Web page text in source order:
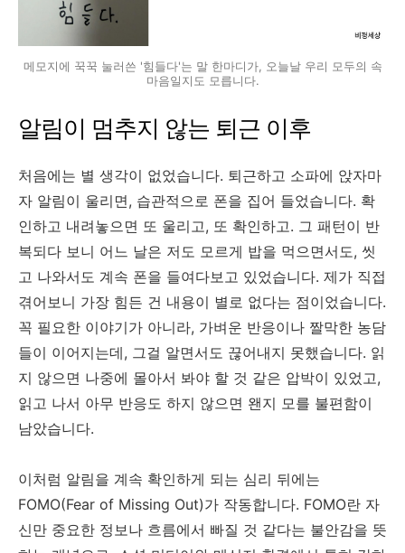
메모지에 꾹꾹 눌러쓴 '힘들다'는 말 한마디가, 오늘날 우리 모두의 속
마음일지도 모릅니다.
알림이 멈추지 않는 퇴근 이후
처음에는 별 생각이 없었습니다. 퇴근하고 소파에 앉자마
자 알림이 울리면, 습관적으로 폰을 집어 들었습니다. 확
인하고 내려놓으면 또 울리고, 또 확인하고. 그 패턴이 반
복되다 보니 어느 날은 저도 모르게 밥을 먹으면서도, 씻
고 나와서도 계속 폰을 들여다보고 있었습니다. 제가 직접
겪어보니 가장 힘든 건 내용이 별로 없다는 점이었습니다.
꼭 필요한 이야기가 아니라, 가벼운 반응이나 짤막한 농담
들이 이어지는데, 그걸 알면서도 끊어내지 못했습니다. 읽
지 않으면 나중에 몰아서 봐야 할 것 같은 압박이 있었고,
읽고 나서 아무 반응도 하지 않으면 왠지 모를 불편함이
남았습니다.
이처럼 알림을 계속 확인하게 되는 심리 뒤에는
FOMO(Fear of Missing Out)가 작동합니다. FOMO란 자
신만 중요한 정보나 흐름에서 빠질 것 같다는 불안감을 뜻